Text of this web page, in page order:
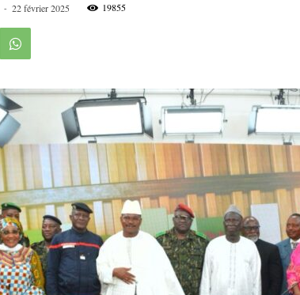
- 22 février 2025 19855